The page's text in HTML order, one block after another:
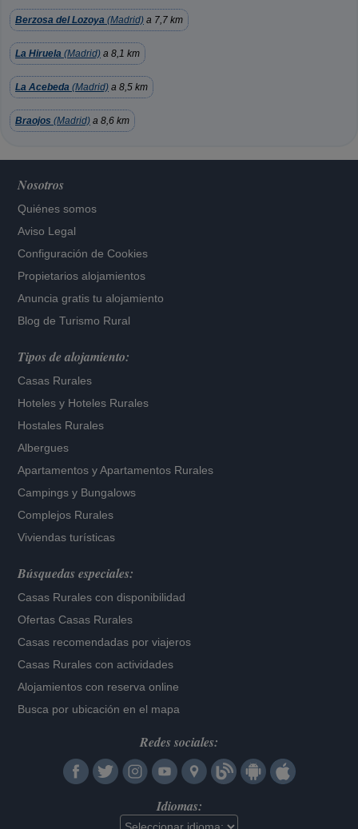
Berzosa del Lozoya (Madrid) a 7,7 km
La Hiruela (Madrid) a 8,1 km
La Acebeda (Madrid) a 8,5 km
Braojos (Madrid) a 8,6 km
Nosotros
Quiénes somos
Aviso Legal
Configuración de Cookies
Propietarios alojamientos
Anuncia gratis tu alojamiento
Blog de Turismo Rural
Tipos de alojamiento:
Casas Rurales
Hoteles y Hoteles Rurales
Hostales Rurales
Albergues
Apartamentos yApartamentos Rurales
Campings y Bungalows
Complejos Rurales
Viviendas turísticas
Búsquedas especiales:
Casas Rurales con disponibilidad
Ofertas Casas Rurales
Casas recomendadas por viajeros
Casas Rurales con actividades
Alojamientos con reserva online
Busca por ubicación en el mapa
Redes sociales:
Idiomas: